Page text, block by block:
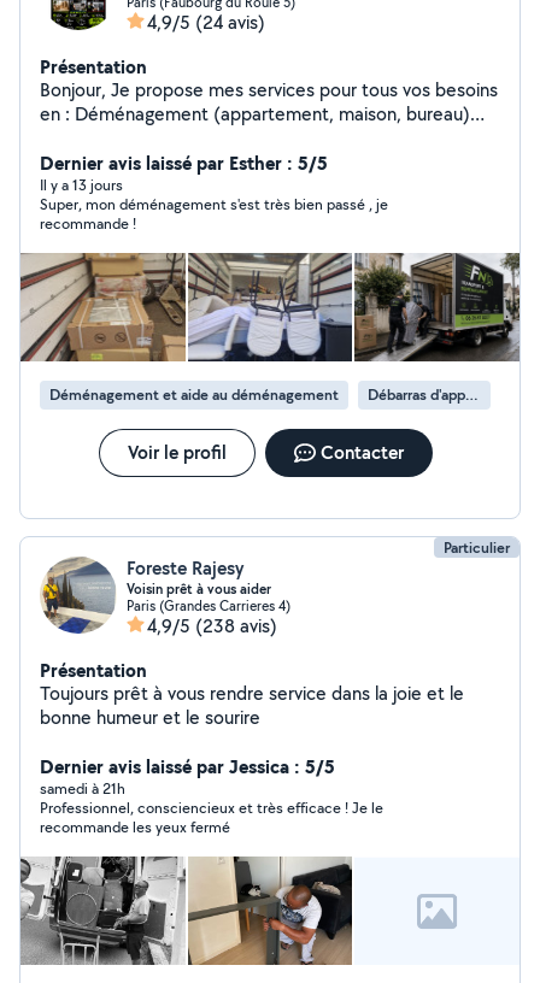
4,9/5 (24 avis)
Présentation
Bonjour, Je propose mes services pour tous vos besoins
en : Déménagement (appartement, maison, bureau)
(meubles, électroménager) Travail sérieux et soigné
Intervention rapide Disponible 7j/7 Prix compétitifs Île-
de-France Devis gratuit, n'hésitez pas à me contacter !
Dernier avis laissé par Esther : 5/5
Il y a 13 jours
Super, mon déménagement s'est très bien passé , je
recommande !
Déménagement et aide au déménagement Débarras d'appartement
Voir le profil Contacter
Particulier
Foreste Rajesy
Voisin prêt à vous aider
Paris (Grandes Carrieres 4)
4,9/5 (238 avis)
Présentation
Toujours prêt à vous rendre service dans la joie et le
bonne humeur et le sourire
Dernier avis laissé par Jessica : 5/5
samedi à 21h
Professionnel, consciencieux et très efficace ! Je le
recommande les yeux fermé